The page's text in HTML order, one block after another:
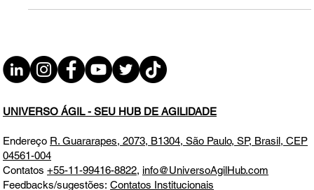
UNIVERSO ÁGIL - SEU HUB DE AGILIDADE
EndereçoR. Guararapes, 2073, B1304, São Paulo, SP, Brasil, CEP
04561-004